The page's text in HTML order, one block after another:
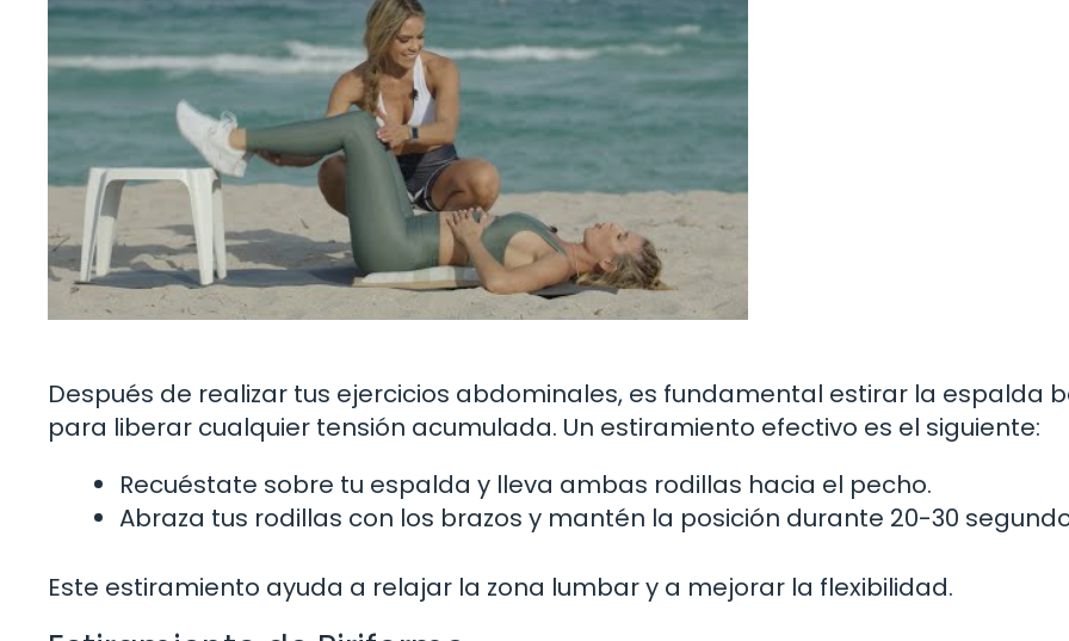
Después de realizar tus ejercicios abdominales, es fundamental estirar la espalda
para liberar cualquier tensión acumulada. Un estiramiento efectivo es el siguiente:
Recuéstate sobre tu espalda y lleva ambas rodillas hacia el pecho.
Abraza tus rodillas con los brazos y mantén la posición durante 20-30
Este estiramiento ayuda a relajar la zona lumbar y a mejorar la flexibilidad.